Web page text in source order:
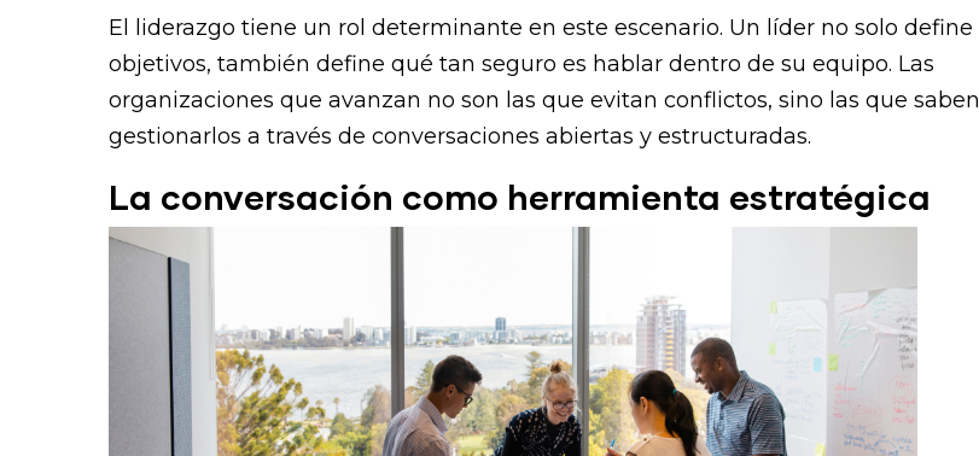
El liderazgo tiene un rol determinante en este escenario. Un líder no solo define
objetivos, también define qué tan seguro es hablar dentro de su equipo. Las
organizaciones que avanzan no son las que evitan conflictos, sino las que saben
gestionarlos a través de conversaciones abiertas y estructuradas.
La conversación como herramienta estratégica